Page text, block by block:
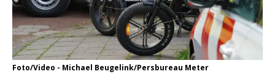
Foto/Video - Michael Beugelink/Persbureau Meter